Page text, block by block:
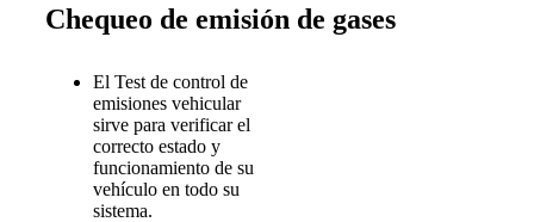
Chequeo de emisión de gases
El Test de control de
emisiones vehicular
sirve para verificar el
correcto estado y
funcionamiento de su
vehículo en todo su
sistema.